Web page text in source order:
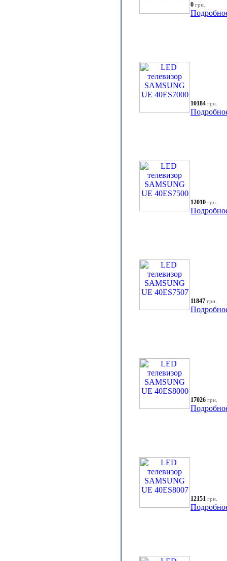
0 грн.
10184 грн.
12010 грн.
11847 грн.
17026 грн.
12151 грн.